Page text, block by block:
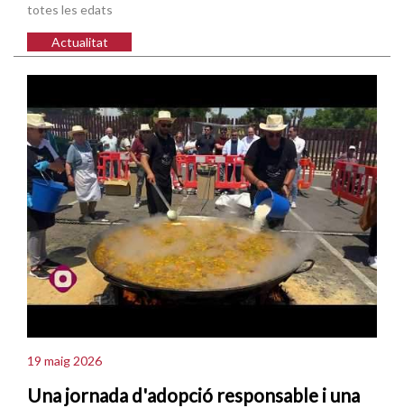
totes les edats
Actualitat
19 maig 2026
Una jornada d'adopció responsable i una